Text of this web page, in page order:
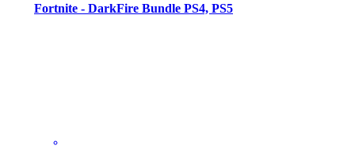
Fortnite - DarkFire Bundle PS4, PS5